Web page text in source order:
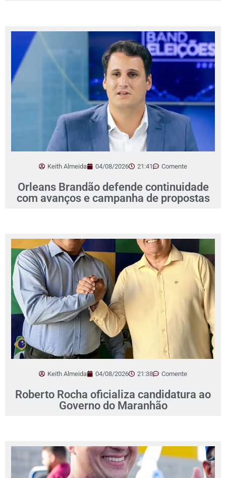
Keith Almeida 04/08/2026 21:41 Comente
Orleans Brandão defende continuidade
com avanços e campanha de propostas
Keith Almeida 04/08/2026 21:38 Comente
Roberto Rocha oficializa candidatura ao
Governo do Maranhão